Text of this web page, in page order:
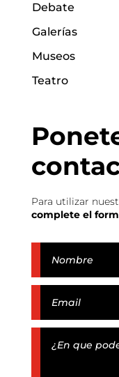
Debate
Galerías
Museos
Teatro
Para utilizar
complete el